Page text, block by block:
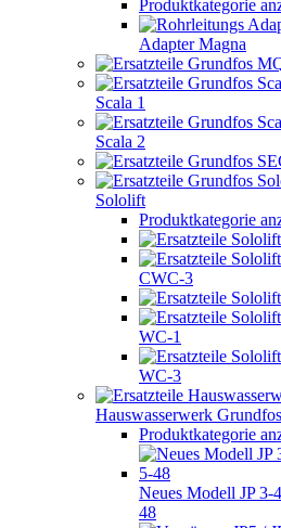
Produktkategorie
Adapter Magna
Scala 1
Scala 2
Sololift
Produktkategorie
CWC-3
WC-1
WC-3
Hauswasserwerk
Produktkategorie
Neues Modell JP 3-
48